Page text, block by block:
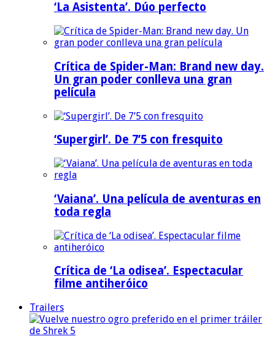
‘La Asistenta’. Dúo perfecto
Crítica de Spider-Man: Brand new day.
Un gran poder conlleva una gran
película
‘Supergirl’. De 7’5 con fresquito
‘Vaiana’. Una película de aventuras en
toda regla
Crítica de ‘La odisea’. Espectacular
filme antiheróico
Trailers